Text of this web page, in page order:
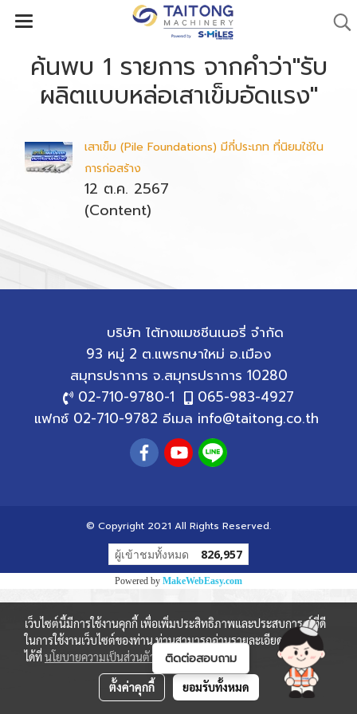
ค้นพบ 1 รายการ จากคำว่า"รับ
ผลิตแบบหล่อเสาเข็มอัดแรง"
เสาเข็ม (Pile Foundations) มีกี่ประเภท ที่นิยมใช้ใน
การก่อสร้าง
12 ต.ค. 2567
(Content)
บริษัท ไต้ทงแมชชีนเนอรี่ จำกัด
93 หมู่ 2 ต.แพรกษาใหม่ อ.เมือง
สมุทรปราการ จ.สมุทรปราการ 10280
02-710-9780-1
065-983-4927
แฟกซ์ 02-710-9782 อีเมล info@taitong.co.th
© Copyright 2021 All Rights Reserved.
ผู้เข้าชมทั้งหมด 826,957
Powered by MakeWebEasy.com
เว็บไซต์นี้มีการใช้งานคุกกี้ เพื่อเพิ่มประสิทธิภาพและประสบการณ์ที่ดี
ในการใช้งานเว็บไซต์ของท่าน ท่านสามารถอ่านรายละเอียดเพิ่มเติม
ได้ที่นโยบายความเป็นส่วนตัว และนโยบายคุกกี้
ตั้งค่าคุกกี้ ยอมรับทั้งหมด